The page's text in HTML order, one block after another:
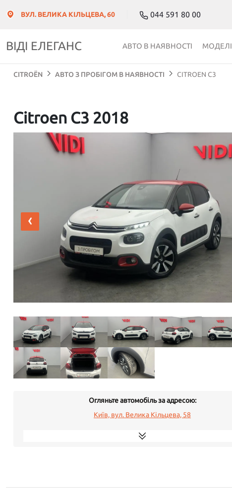
ВУЛ. ВЕЛИКА КІЛЬЦЕВА, 60 044 591 80 00
ВІДІ ЕЛЕГАНС АВТО В НАЯВНОСТІ МОДЕЛІ
CITROЁN АВТО З ПРОБІГОМ В НАЯВНОСТІ CITROEN C3
Citroen C3 2018
‹
Огляньте автомобіль за адресою:
Київ, вул. Велика Кільцева, 58